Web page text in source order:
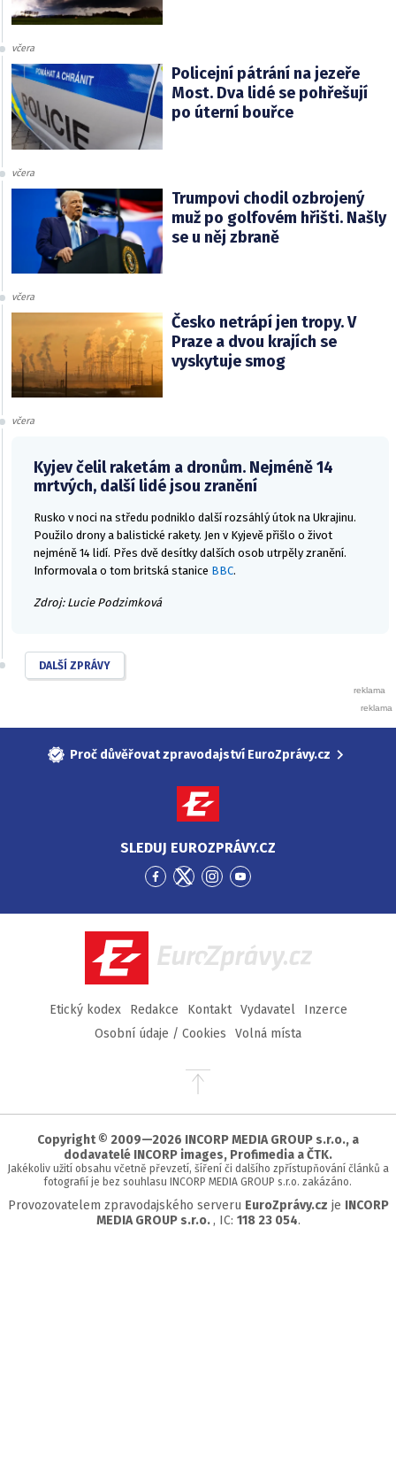
včera
Policejní pátrání na jezeře
Most. Dva lidé se pohřešují
po úterní bouřce
včera
Trumpovi chodil ozbrojený
muž po golfovém hřišti. Našly
se u něj zbraně
včera
Česko netrápí jen tropy. V
Praze a dvou krajích se
vyskytuje smog
včera
Kyjev čelil raketám a dronům. Nejméně 14
mrtvých, další lidé jsou zranění
Rusko v noci na středu podniklo další rozsáhlý útok na Ukrajinu.
Použilo drony a balistické rakety. Jen v Kyjevě přišlo o život
nejméně 14 lidí. Přes dvě desítky dalších osob utrpěly zranění.
Informovala o tom britská stanice BBC.
Zdroj: Lucie Podzimková
DALŠÍ ZPRÁVY
Proč důvěřovat zpravodajství EuroZprávy.cz
SLEDUJ EUROZPRÁVY.CZ
Přejít
Facebook
Přejít
Twitter
Přejít
Instagram
Přejít
YouTube
EuroZprávy.cz
Etický kodex Redakce Kontakt Vydavatel
Inzerce
Osobní údaje / Cookies
Volná místa
Přejít
stránky
Copyright © 2009—2026 INCORP MEDIA GROUP s.r.o., a
dodavatelé INCORP images, Profimedia a ČTK.
Jakékoliv užití obsahu včetně převzetí, šíření či dalšího zpřístupňování článků a
fotografií je bez souhlasu INCORP MEDIA GROUP s.r.o. zakázáno.
Provozovatelem zpravodajského serveru EuroZprávy.cz je INCORP
MEDIA GROUP s.r.o. , IC: 118 23 054.